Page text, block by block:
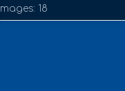
Images: 18